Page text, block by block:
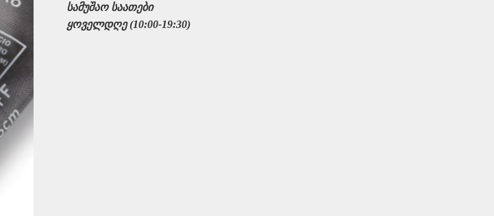
სამუშაო საათები
ყოველდღე (10:00-19:30)